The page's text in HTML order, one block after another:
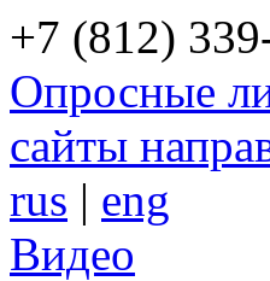
+7 (812)
Опросные
сайты
rus | eng
Видео